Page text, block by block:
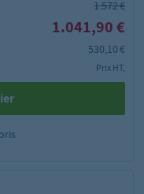
1.572 €
1.041,90 €
530,10 €
Prix HT,